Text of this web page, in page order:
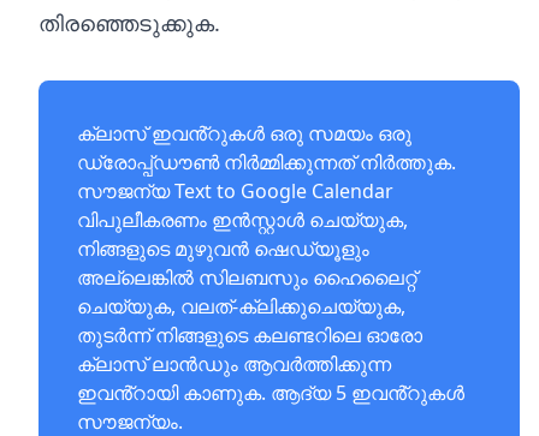
തിരഞ്ഞെടുക്കുക.
ക്ലാസ് ഇവൻ്റുകൾ ഒരു സമയം ഒരു
ഡ്രോപ്പ്ഡൗൺ നിർമ്മിക്കുന്നത് നിർത്തുക.
സൗജന്യText to Google Calendar
വിപുലീകരണം ഇൻസ്റ്റാൾ ചെയ്യുക,
നിങ്ങളുടെ മുഴുവൻ ഷെഡ്യൂളും
അല്ലെങ്കിൽ സിലബസും ഹൈലൈറ്റ്
ചെയ്യുക, വലത്-ക്ലിക്കുചെയ്യുക,
തുടർന്ന് നിങ്ങളുടെ കലണ്ടറിലെ ഓരോ
ക്ലാസ് ലാൻഡും ആവർത്തിക്കുന്ന
ഇവൻ്റായി കാണുക. ആദ്യ 5 ഇവൻ്റുകൾ
സൗജന്യം.